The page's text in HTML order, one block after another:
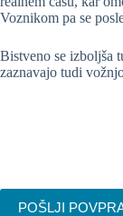
Voznikom pa se
Bistveno se izboljša
zaznavajo tudi
POŠLJI